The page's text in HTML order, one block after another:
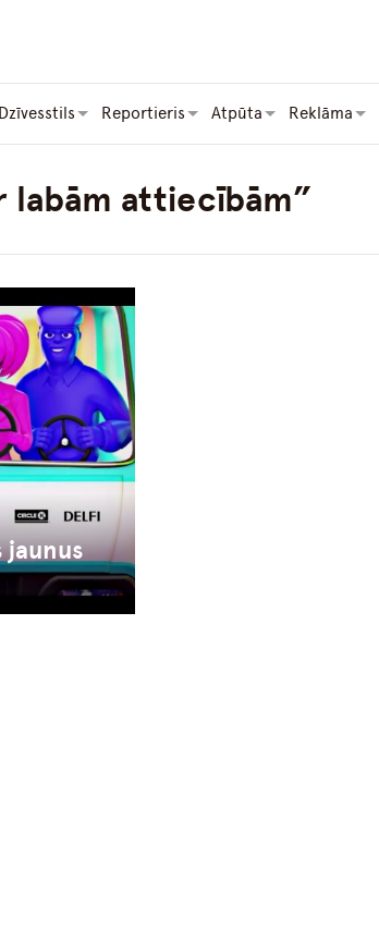
Dzīvesstils Reportieris Atpūta Reklāma
labām attiecībām”